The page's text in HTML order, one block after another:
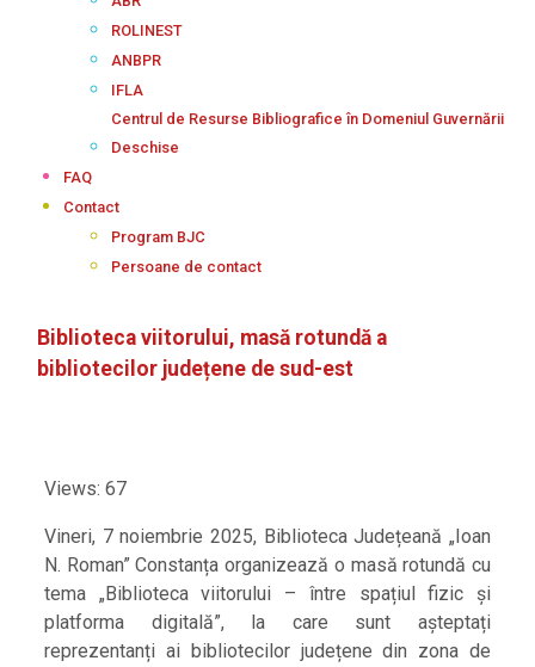
ROLINEST
ANBPR
IFLA
Centrul de Resurse Bibliografice în Domeniul Guvernării
Deschise
FAQ
Contact
Program BJC
Persoane de contact
Biblioteca viitorului, masă rotundă a
bibliotecilor județene de sud-est
Views: 67
Vineri, 7 noiembrie 2025, Biblioteca Județeană „Ioan
N. Roman” Constanța organizează o masă rotundă cu
tema „Biblioteca viitorului – între spațiul fizic și
platforma digitală”, la care sunt așteptați
reprezentanți ai bibliotecilor județene din zona de